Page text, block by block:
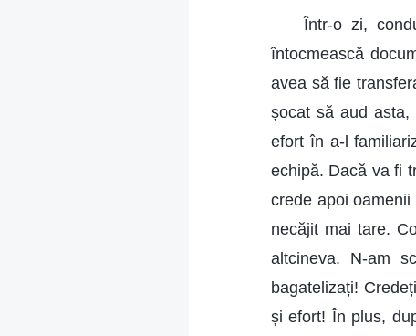
Într-o zi,
întocmească
avea să fie
șocat să aud asta,
efort în a-l
echipă. Dacă va fi
crede apoi
necăjit mai tare.
altcineva. N-am
bagatelizați!
și efort! În plus,